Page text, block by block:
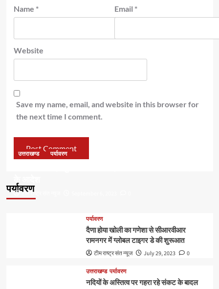
Name * Email *
Website
Save my name, email, and website in this browser for
the next time I comment.
पर्यावरण
उत्तराखण्ड पर्यावरण
के आदेश
टीम राष्ट्र संत न्यूज
पर्यावरण
दैणा होया खोली का गणेशा से सीआरवीआर
रामनगर में ग्लोबल टाइगर डे की शुरूआत
टीम राष्ट्र संत न्यूज July 29, 2023 0
उत्तराखण्ड पर्यावरण
नदियों के अस्तित्व पर गहरा रहे संकट के बादल